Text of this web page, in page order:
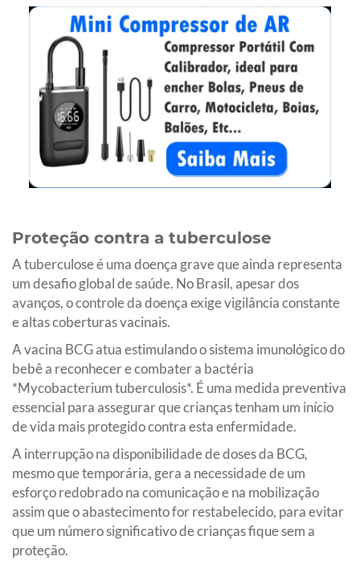
Proteção contra a tuberculose
A tuberculose é uma doença grave que ainda representa
um desafio global de saúde. No Brasil, apesar dos
avanços, o controle da doença exige vigilância constante
e altas coberturas vacinais.
A vacina BCG atua estimulando o sistema imunológico do
bebê a reconhecer e combater a bactéria
*Mycobacterium tuberculosis*. É uma medida preventiva
essencial para assegurar que crianças tenham um início
de vida mais protegido contra esta enfermidade.
A interrupção na disponibilidade de doses da BCG,
mesmo que temporária, gera a necessidade de um
esforço redobrado na comunicação e na mobilização
assim que o abastecimento for restabelecido, para evitar
que um número significativo de crianças fique sem a
proteção.